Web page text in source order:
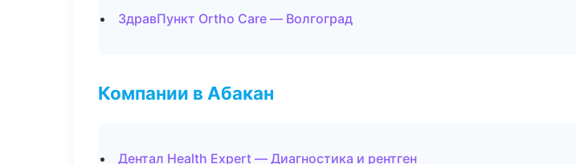
ЗдравПункт Ortho Care — Волгоград
Компании в Абакан
Дентал Health Expert — Диагностика и рентген